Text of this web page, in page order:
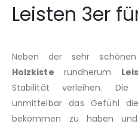
Leisten 3er
Neben der sehr
Holzkiste rundherum
Stabilität verleihen.
unmittelbar das Gefühl
bekommen zu haben